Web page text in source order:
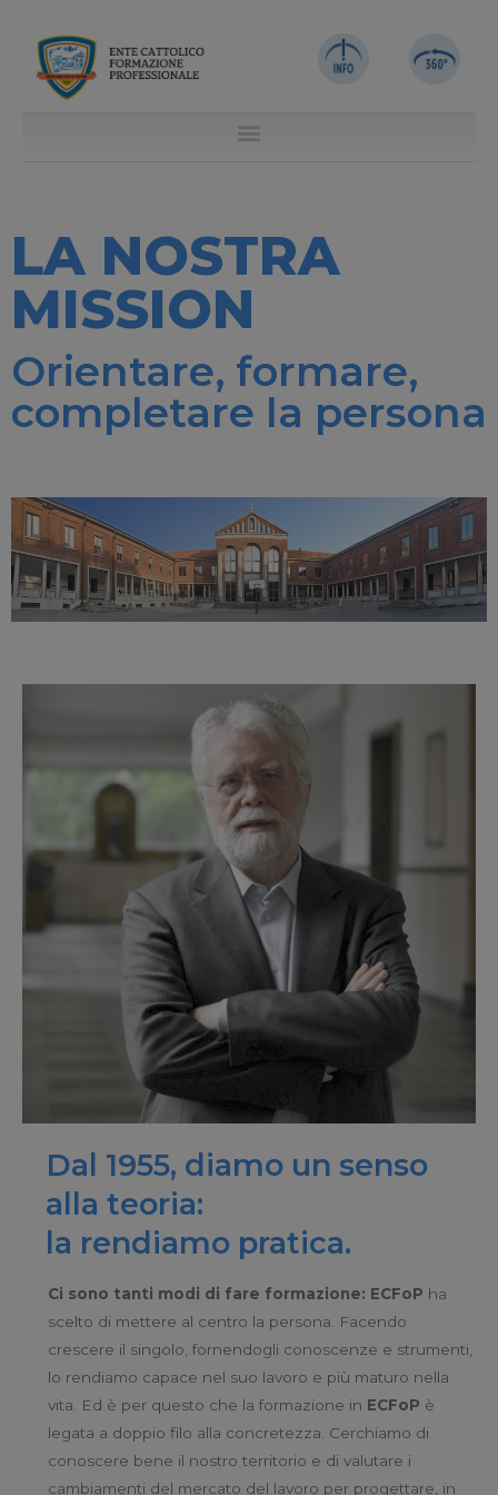
LA NOSTRA
MISSION
Orientare, formare,
completare la persona
Dal 1955, diamo un senso
alla teoria:
la rendiamo pratica.
Ci sono tanti modi di fare formazione: ECFoP ha
scelto di mettere al centro la persona. Facendo
crescere il singolo, fornendogli conoscenze e strumenti,
lo rendiamo capace nel suo lavoro e più maturo nella
vita. Ed è per questo che la formazione in ECFoP è
legata a doppio filo alla concretezza. Cerchiamo di
conoscere bene il nostro territorio e di valutare i
cambiamenti del mercato del lavoro per progettare, in